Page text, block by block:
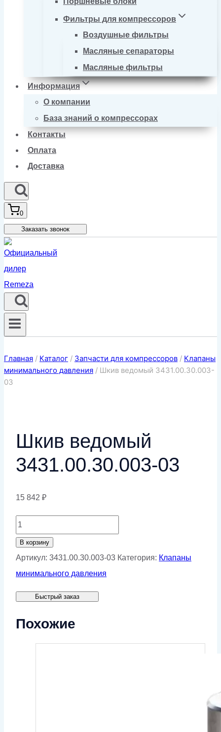
Фильтры для компрессоров
Воздушные фильтры
Масляные сепараторы
Масляные фильтры
Информация
О компании
База знаний о компрессорах
Контакты
Оплата
Доставка
0
Заказать звонок
Главная / Каталог / Запчасти для компрессоров / Клапаны
минимального давления / Шкив ведомый 3431.00.30.003-
03
Шкив ведомый
3431.00.30.003-03
15 842 ₽
Количество
товара
Шкив
ведомый
03
В корзину
Артикул: 3431.00.30.003-03 Категория: Клапаны
минимального давления
Быстрый заказ
Похожие